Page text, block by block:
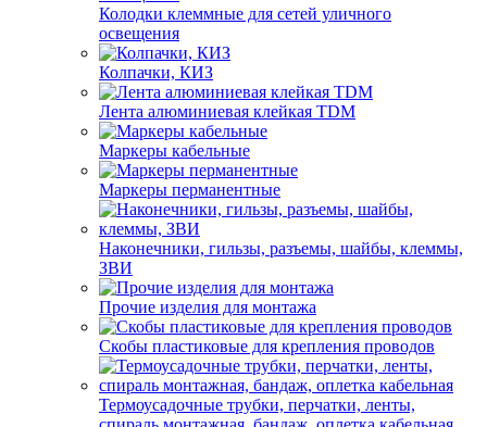
Колодки клеммные для сетей уличного
освещения
Колпачки, КИЗ
Лента алюминиевая клейкая TDM
Маркеры кабельные
Маркеры перманентные
Наконечники, гильзы, разъемы, шайбы, клеммы,
ЗВИ
Прочие изделия для монтажа
Скобы пластиковые для крепления проводов
Термоусадочные трубки, перчатки, ленты,